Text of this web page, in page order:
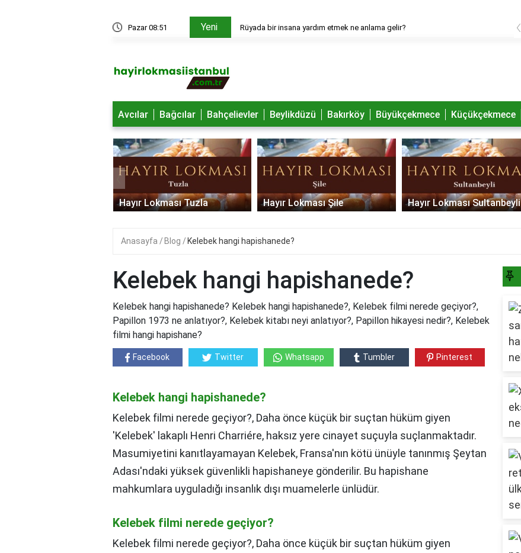
Pazar 08:51 Yeni Rüyada bir insana yardım etmek ne anlama gelir? ‹
Avcılar Bağcılar Bahçelievler Beylikdüzü Bakırköy Büyükçekmece Küçükçekmece
Hayır Lokması Tuzla Hayır Lokması Şile Hayır Lokması Sultanbeyli
‹
Anasayfa Blog Kelebek hangi hapishanede?
Kelebek hangi hapishanede?
Kelebek hangi hapishanede? Kelebek hangi hapishanede?, Kelebek filmi nerede geçiyor?,
Papillon 1973 ne anlatıyor?, Kelebek kitabı neyi anlatıyor?, Papillon hikayesi nedir?, Kelebek
filmi hangi hapishane?
Facebook Twitter Whatsapp Tumbler Pinterest
Kelebek hangi hapishanede?
Kelebek filmi nerede geçiyor?, Daha önce küçük bir suçtan hüküm giyen
'Kelebek' lakaplı Henri Charriére, haksız yere cinayet suçuyla suçlanmaktadır.
Masumiyetini kanıtlayamayan Kelebek, Fransa'nın kötü ünüyle tanınmış Şeytan
Adası'ndaki yüksek güvenlikli hapishaneye gönderilir. Bu hapishane
mahkumlara uyguladığı insanlık dışı muamelerle ünlüdür.
Kelebek filmi nerede geçiyor?
Kelebek filmi nerede geçiyor?, Daha önce küçük bir suçtan hüküm giyen